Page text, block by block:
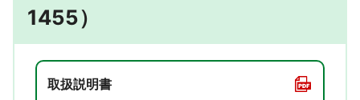
1455）
取扱説明書